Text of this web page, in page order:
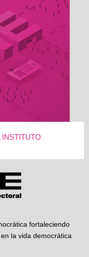
INSTITUTO
fortaleciendo
la vida democrática